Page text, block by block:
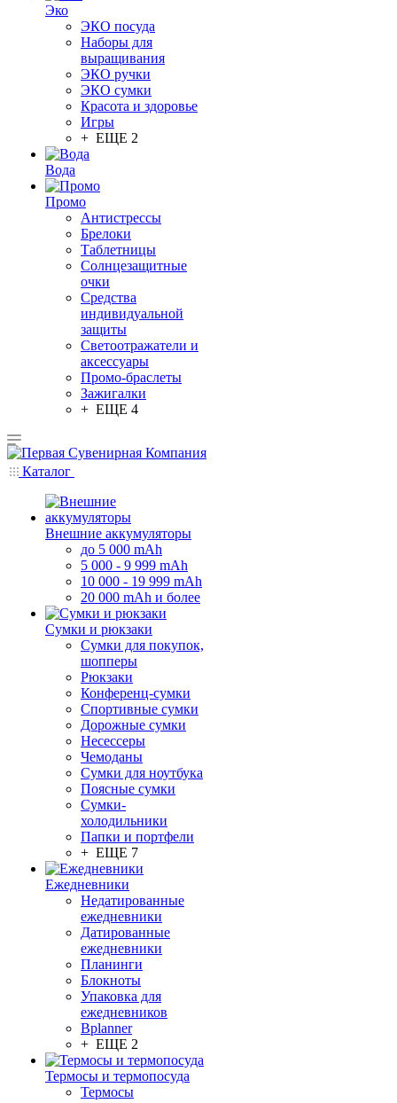
Эко
ЭКО посуда
Наборы для
выращивания
ЭКО ручки
ЭКО сумки
Красота и здоровье
Игры
+ ЕЩЕ 2
Вода
Промо
Антистрессы
Брелоки
Таблетницы
Солнцезащитные
очки
Средства
индивидуальной
защиты
Светоотражатели и
аксессуары
Промо-браслеты
Зажигалки
+ ЕЩЕ 4
Каталог
Внешние аккумуляторы
до 5 000 mAh
5 000 - 9 999 mAh
10 000 - 19 999 mAh
20 000 mAh и более
Сумки и рюкзаки
Сумки для покупок,
шопперы
Рюкзаки
Конференц-сумки
Спортивные сумки
Дорожные сумки
Несессеры
Чемоданы
Сумки для ноутбука
Поясные сумки
Сумки-
холодильники
Папки и портфели
+ ЕЩЕ 7
Ежедневники
Недатированные
ежедневники
Датированные
ежедневники
Планинги
Блокноты
Упаковка для
ежедневников
Bplanner
+ ЕЩЕ 2
Термосы и термопосуда
Термосы